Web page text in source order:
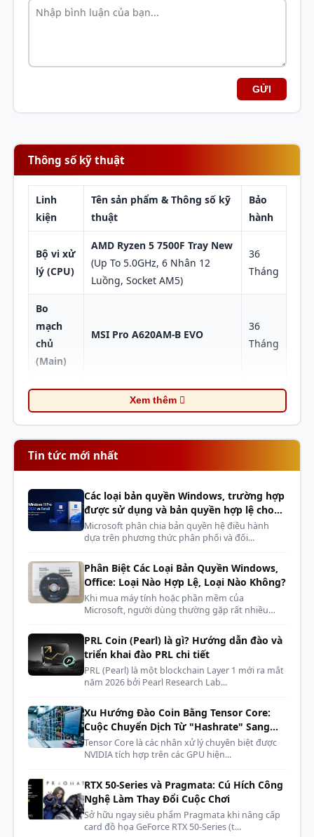
nâng cấp lâu dài trong tương lai. 📌
tháng). Ziczac Computer luôn sẵn sàng phục vụ anh
GỬI
Thông số kỹ thuật
Linh
kiện
Tên sản phẩm & Thông số kỹ
thuật
Bảo
hành
Bộ vi xử
lý (CPU)
AMD Ryzen 5 7500F Tray New
(Up To 5.0GHz, 6 Nhân 12
Luồng, Socket AM5)
36
Tháng
Bo
mạch
chủ
(Main)
MSI Pro A620AM-B EVO
36
Tháng
Bộ nhớ
(RAM)
TeamGroup Vulcan 16GB
DDR5 6000Mhz màu Đỏ
Tháng
Ổ cứng
(SSD)
Colorful CN600 256GB M.2
NVMe 2280 PCIe
Tháng
màn
hình
Colorful GeForce RTX 3050
6GB-V
36
Tháng
Vỏ máy
(Case)
Xigmatek VIEW III 3F
12
máy
tính
(PSU)
MIK SPOWER C650B - 650W
Bronze
36
Tản
nhiệt
Tản nhiệt khí ID-COOLING SE-
214-XT ARGB
Tháng
Xem thêm
Tin tức mới nhất
Các loại bản quyền Windows, trường hợp
được sử dụng và bản quyền hợp lệ cho
phòng máy, dàn net, cyber
Microsoft phân chia bản quyền hệ điều hành
dựa trên phương thức phân phối và đối...
Phân Biệt Các Loại Bản Quyền Windows,
Office: Loại Nào Hợp Lệ, Loại Nào Không?
Khi mua máy tính hoặc phần mềm của
Microsoft, người dùng thường gặp rất nhiều
PRL Coin (Pearl) là gì? Hướng dẫn đào và
triển khai đào PRL chi tiết
PRL (Pearl) là một blockchain Layer 1 mới ra mắt
năm 2026 bởi Pearl Research Lab...
Xu Hướng Đào Coin Bằng Tensor Core:
Cuộc Chuyển Dịch Từ "Hashrate" Sang
"AI Compute"
Tensor Core là các nhân xử lý chuyên biệt được
NVIDIA tích hợp trên các GPU hiện...
RTX 50-Series và Pragmata: Cú Hích Công
Nghệ Làm Thay Đổi Cuộc Chơi
Sở hữu ngay siêu phẩm Pragmata khi nâng cấp
card đồ họa GeForce RTX 50-Series (t...